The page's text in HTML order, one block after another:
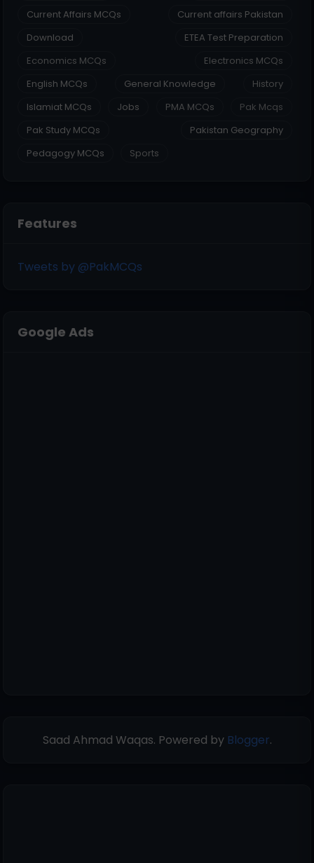
Current Affairs MCQs
Current affairs Pakistan
Download
ETEA Test Preparation
Economics MCQs
Electronics MCQs
English MCQs
General Knowledge
History
Islamiat MCQs
Jobs PMA MCQs
Pak Mcqs
Pak Study MCQs
Pakistan Geography
Pedagogy MCQs
Sports
Features
Tweets by @PakMCQs
Google Ads
Saad Ahmad Waqas. Powered by Blogger.